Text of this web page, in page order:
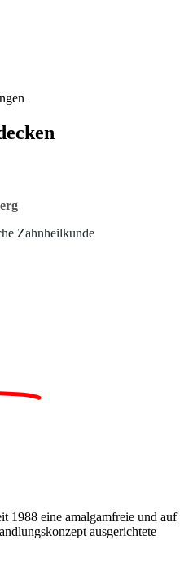
Zahnheilkunde
1988 eine amalgamfreie und auf
ausgerichtete